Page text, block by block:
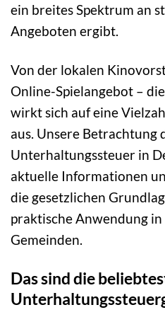
ein breites Spektrum an
Angeboten ergibt.
Von der lokalen
Online-Spielangebot –
wirkt sich auf eine
aus. Unsere Betrachtung
Unterhaltungssteuer in
aktuelle Informationen
die gesetzlichen
praktische Anwendung
Gemeinden.
Das sind die